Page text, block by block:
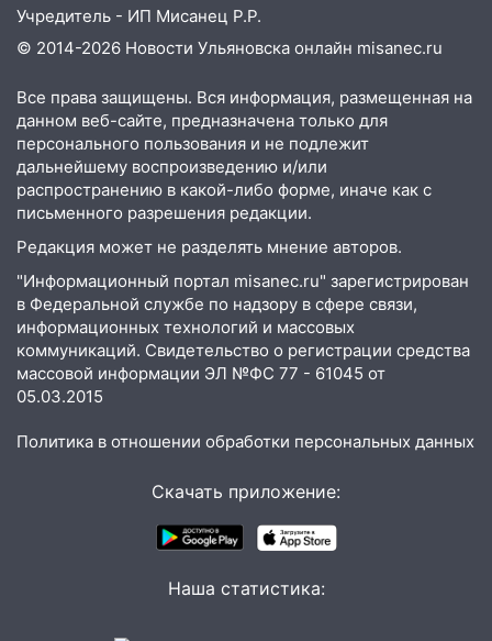
16:26 В Ульяновске бесплатно покажут
матч «Волги» под открытым небом
разработают отечественный прибор для
цифровой ПЦР
15:47 Ульяновцы могут вернуть деньги
за абонементы закрывшегося фитнес-
клуба «Рекорд-Fitness»
15:34
После вмешательства
прокуратуры в селах Ульяновской
области привели в порядок детские
площадки
15:27
Прокуратура проверяет
капремонт школы в селе Кивать
15:08
В Кузоватово после прокурорской
пешеходных переходах
На проспекте Гая в Ульяновске
запретили остановку автомобилей на
Учредитель - ИП Мисанец Р.Р.
© 2014-2026 Новости Ульяновска онлайн misanec.ru
Все права защищены. Вся информация, размещенная на
данном веб-сайте, предназначена только для
персонального пользования и не подлежит
дальнейшему воспроизведению и/или
распространению в какой-либо форме, иначе как с
письменного разрешения редакции.
Редакция может не разделять мнение авторов.
"Информационный портал misanec.ru" зарегистрирован
в Федеральной службе по надзору в сфере связи,
информационных технологий и массовых
коммуникаций. Свидетельство о регистрации средства
массовой информации ЭЛ №ФС 77 - 61045 от
05.03.2015
Политика в отношении обработки персональных данных
Скачать приложение:
Наша статистика: